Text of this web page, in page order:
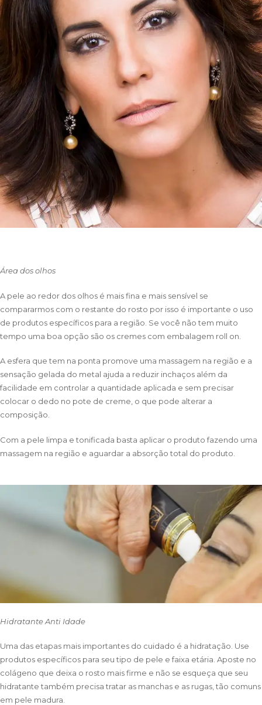
Área dos olhos
A pele ao redor dos olhos é mais fina e mais sensível se
compararmos com o restante do rosto por isso é importante o uso
de produtos específicos para a região. Se você não tem muito
tempo uma boa opção são os cremes com embalagem roll on.
A esfera que tem na ponta promove uma massagem na região e a
sensação gelada do metal ajuda a reduzir inchaços além da
facilidade em controlar a quantidade aplicada e sem precisar
colocar o dedo no pote de creme, o que pode alterar a
composição.
Com a pele limpa e tonificada basta aplicar o produto fazendo uma
massagem na região e aguardar a absorção total do produto.
Hidratante Anti Idade
Uma das etapas mais importantes do cuidado é a hidratação. Use
produtos específicos para seu tipo de pele e faixa etária. Aposte no
colágeno que deixa o rosto mais firme e não se esqueça que seu
hidratante também precisa tratar as manchas e as rugas, tão comuns
em pele madura.